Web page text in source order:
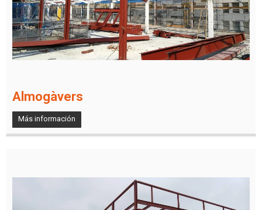
Almogàvers
Más información